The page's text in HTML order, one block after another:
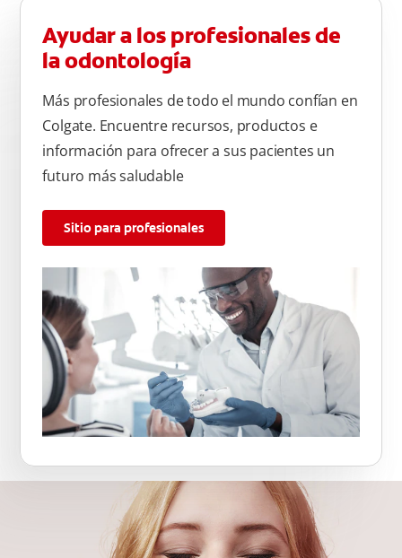
Ayudar a los profesionales de
la odontología
Más profesionales de todo el mundo confían en
Colgate. Encuentre recursos, productos e
información para ofrecer a sus pacientes un
futuro más saludable
Sitio para profesionales